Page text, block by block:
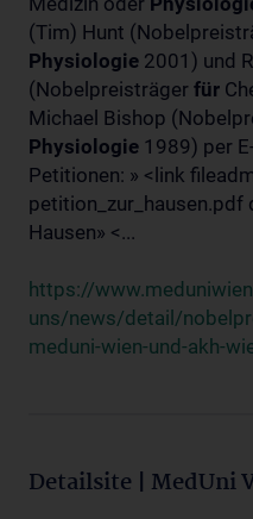
(Tim) Hunt
Physiologie 2001) und
(Nobelpreisträger für
Michael Bishop
Physiologie 1989) per
Petitionen: » <link
petition_zur_hausen.pdf
Hausen» <...
https://
uns/news/detail/
meduni-wien-und-akh-
Detailsite | MedUni